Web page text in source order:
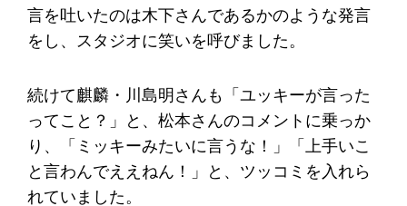
言を吐いたのは木下さんであるかのような発言
をし、スタジオに笑いを呼びました。
続けて麒麟・川島明さんも「ユッキーが言った
ってこと？」と、松本さんのコメントに乗っか
り、「ミッキーみたいに言うな！」「上手いこ
と言わんでええねん！」と、ツッコミを入れら
れていました。